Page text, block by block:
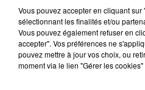
7 août 2026
Gagnez vos
Vous pouvez accepter en cliquant
sélectionnant les finalités et/ou
Vous pouvez également refuser en
accepter". Vos préférences ne
pouvez mettre à jour vos choix, ou
moment via le lien "Gérer les